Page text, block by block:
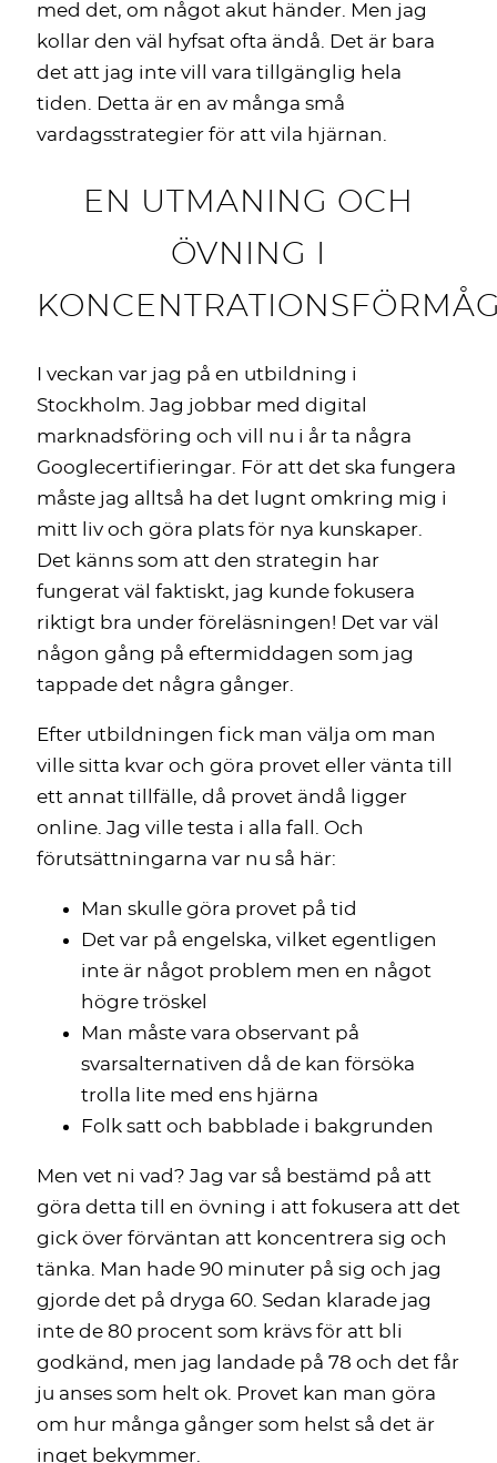
med det, om något akut händer. Men jag
kollar den väl hyfsat ofta ändå. Det är bara
det att jag inte vill vara tillgänglig hela
tiden. Detta är en av många små
vardagsstrategier för att vila hjärnan.
EN UTMANING OCH
ÖVNING I
I veckan var jag på en utbildning i
Stockholm. Jag jobbar med digital
marknadsföring och vill nu i år ta några
Googlecertifieringar. För att det ska fungera
måste jag alltså ha det lugnt omkring mig i
mitt liv och göra plats för nya kunskaper.
Det känns som att den strategin har
fungerat väl faktiskt, jag kunde fokusera
riktigt bra under föreläsningen! Det var väl
någon gång på eftermiddagen som jag
tappade det några gånger.
Efter utbildningen fick man välja om man
ville sitta kvar och göra provet eller vänta till
ett annat tillfälle, då provet ändå ligger
online. Jag ville testa i alla fall. Och
förutsättningarna var nu så här:
Man skulle göra provet på tid
Det var på engelska, vilket egentligen
inte är något problem men en något
högre tröskel
Man måste vara observant på
svarsalternativen då de kan försöka
trolla lite med ens hjärna
Folk satt och babblade i bakgrunden
Men vet ni vad? Jag var så bestämd på att
göra detta till en övning i att fokusera att det
gick över förväntan att koncentrera sig och
tänka. Man hade 90 minuter på sig och jag
gjorde det på dryga 60. Sedan klarade jag
inte de 80 procent som krävs för att bli
godkänd, men jag landade på 78 och det får
ju anses som helt ok. Provet kan man göra
om hur många gånger som helst så det är
inget bekymmer.